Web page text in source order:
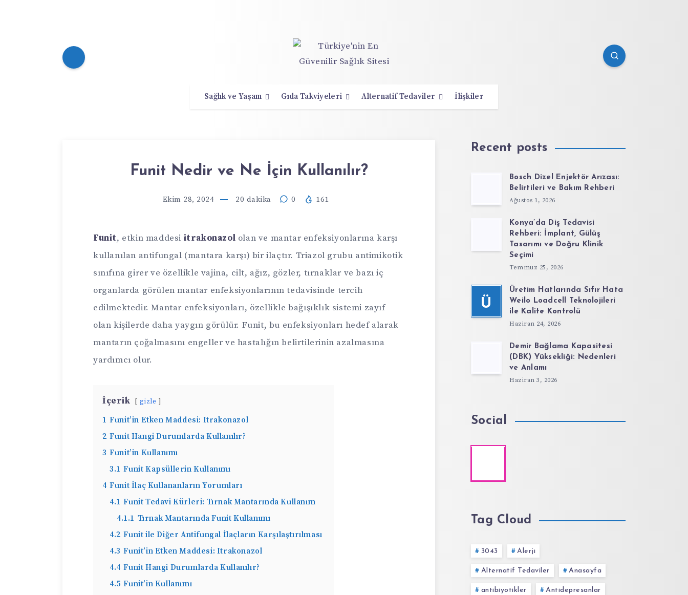
Sağlık ve Yaşam Gıda Takviyeleri Alternatif Tedaviler İlişkiler
Funit Nedir ve Ne İçin Kullanılır?
Ekim 28, 2024 20 dakika 0 161
Funit, etkin maddesi itrakonazol olan ve mantar enfeksiyonlarına karşı
kullanılan antifungal (mantara karşı) bir ilaçtır. Triazol grubu antimikotik
sınıfına girer ve özellikle vajina, cilt, ağız, gözler, tırnaklar ve bazı iç
organlarda görülen mantar enfeksiyonlarının tedavisinde tercih
edilmektedir. Mantar enfeksiyonları, özellikle bağışıklık sistemi zayıf
olan kişilerde daha yaygın görülür. Funit, bu enfeksiyonları hedef alarak
mantarın çoğalmasını engeller ve hastalığın belirtilerinin azalmasına
yardımcı olur.
İçerik gizle
1 Funit’in Etken Maddesi: Itrakonazol
2 Funit Hangi Durumlarda Kullanılır?
3 Funit’in Kullanımı
3.1 Funit Kapsüllerin Kullanımı
4 Funit İlaç Kullananların Yorumları
4.1 Funit Tedavi Kürleri: Tırnak Mantarında Kullanım
4.1.1 Tırnak Mantarında Funit Kullanımı
4.2 Funit ile Diğer Antifungal İlaçların Karşılaştırılması
4.3 Funit’in Etken Maddesi: Itrakonazol
4.4 Funit Hangi Durumlarda Kullanılır?
4.5 Funit’in Kullanımı
Recent posts
Bosch Dizel Enjektör Arızası:
Belirtileri ve Bakım Rehberi
Ağustos 1, 2026
Konya’da Diş Tedavisi
Rehberi: İmplant, Gülüş
Tasarımı ve Doğru Klinik
Seçimi
Temmuz 25, 2026
Ü
Üretim Hatlarında Sıfır Hata
Weilo Loadcell Teknolojileri
ile Kalite Kontrolü
Haziran 24, 2026
Demir Bağlama Kapasitesi
(DBK) Yüksekliği: Nedenleri
ve Anlamı
Haziran 3, 2026
Social
Tag Cloud
3043 Alerji
Alternatif Tedaviler Anasayfa
antibiyotikler Antidepresanlar